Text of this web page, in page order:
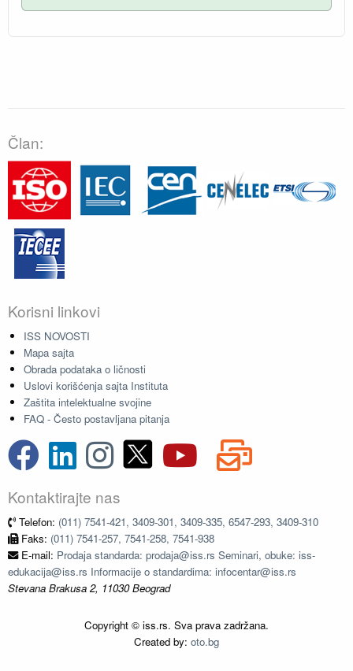
Član:
Korisni linkovi
ISS NOVOSTI
Mapa sajta
Obrada podataka o ličnosti
Uslovi korišćenja sajta Instituta
Zaštita intelektualne svojine
FAQ - Često postavljana pitanja
Kontaktirajte nas
Telefon: (011) 7541-421, 3409-301, 3409-335, 6547-293, 3409-310
Faks: (011) 7541-257, 7541-258, 7541-938
E-mail: Prodaja standarda: prodaja@iss.rs Seminari, obuke: iss-
edukacija@iss.rs Informacije o standardima: infocentar@iss.rs
Stevana Brakusa 2, 11030 Beograd
Copyright © iss.rs. Sva prava zadržana.
Created by: oto.bg